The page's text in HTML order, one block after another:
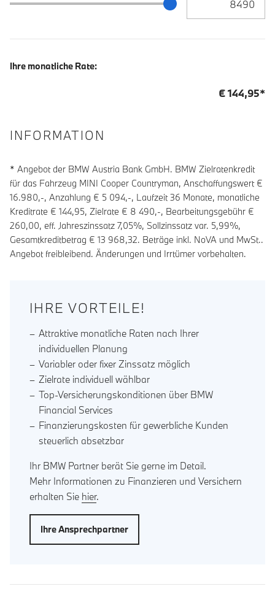
Ihre monatliche Rate:
€144,95*
INFORMATION
* Angebot der BMW Austria Bank GmbH. BMW Zielratenkredit
für das Fahrzeug MINI Cooper Countryman, Anschaffungswert €
16.980,-, Anzahlung € 5 094,-, Laufzeit36 Monate, monatliche
Kreditrate € 144,95, Zielrate € 8 490,-, Bearbeitungsgebühr €
260,00, eff. Jahreszinssatz 7,05%, Sollzinssatz var. 5,99%,
Gesamtkreditbetrag € 13 968,32. Beträge inkl. NoVA und MwSt..
Angebot freibleibend. Änderungen und Irrtümer vorbehalten.
IHRE VORTEILE!
Attraktive monatliche Raten nach Ihrer
individuellen Planung
Variabler oder fixer Zinssatz möglich
Zielrate individuell wählbar
Top-Versicherungskonditionen über BMW
Financial Services
Finanzierungskosten für gewerbliche Kunden
steuerlich absetzbar
Ihr BMW Partner berät Sie gerne im Detail.
Mehr Informationen zu Finanzieren und Versichern
erhalten Sie hier.
Ihre Ansprechpartner